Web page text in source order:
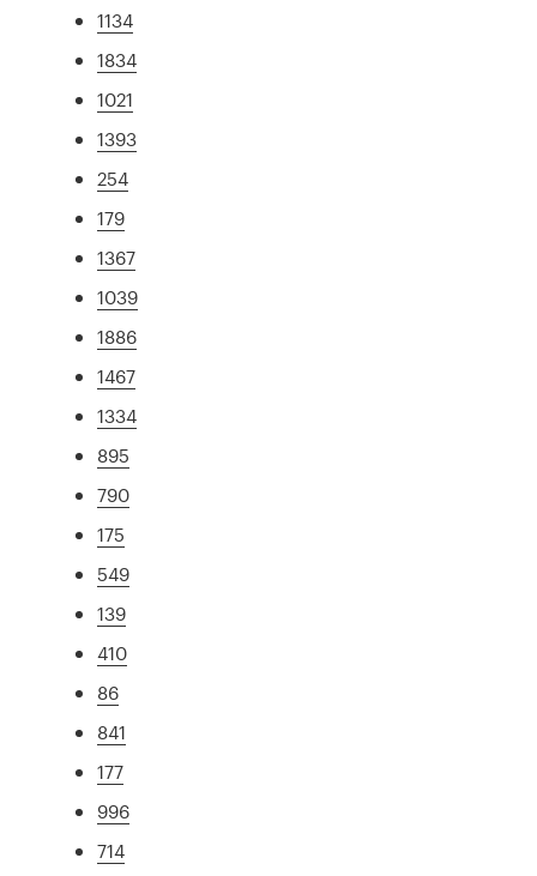
1134
1834
1021
1393
254
179
1367
1039
1886
1467
1334
895
790
175
549
139
410
86
841
177
996
714